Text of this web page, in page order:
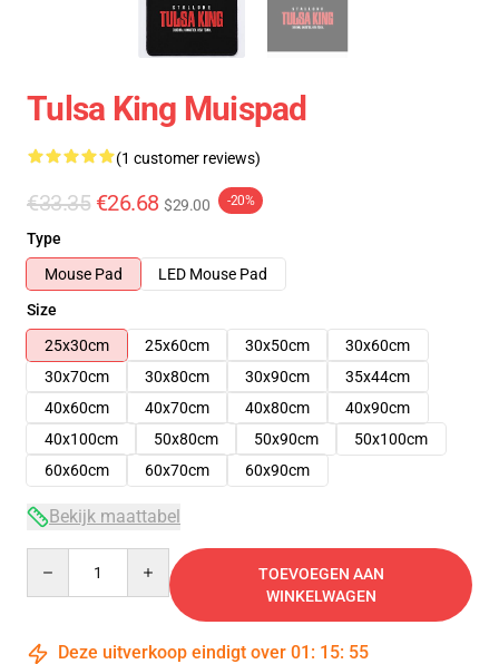
Tulsa King Muispad
(1 customer reviews)
€33.35 €26.68 $29.00 -20%
Type
Mouse Pad
LED Mouse Pad
Size
25x30cm
25x60cm 30x50cm
30x60cm
30x70cm
30x80cm 30x90cm
35x44cm
40x60cm
40x70cm 40x80cm
40x90cm
40x100cm
50x80cm 50x90cm
50x100cm
60x60cm
60x70cm 60x90cm
Bekijk maattabel
TOEVOEGEN AAN
WINKELWAGEN
Deze uitverkoop eindigt over 01 : 15: 54